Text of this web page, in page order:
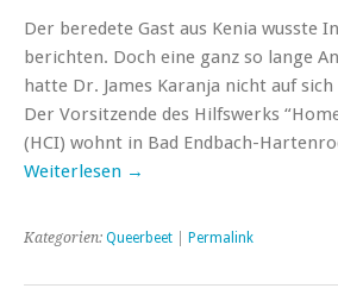
Der beredete Gast aus Kenia wusste
berichten. Doch eine ganz so lange
hatte Dr. James Karanja nicht auf
Der Vorsitzende des Hilfswerks
(HCI) wohnt in Bad Endbach-
Weiterlesen →
Kategorien: Queerbeet Permalink